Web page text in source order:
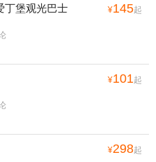
丁堡观光巴士 ¥145起
¥101起
¥298起